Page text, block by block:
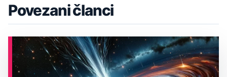
Povezani članci